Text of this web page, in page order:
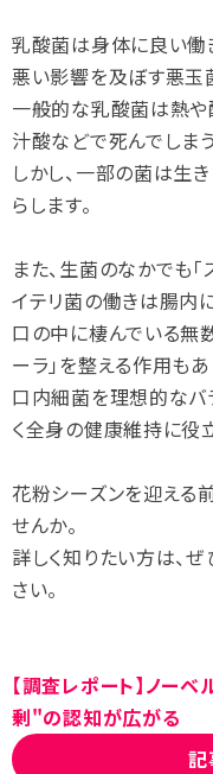
乳酸菌は身体に良い働
悪い影響を及ぼす悪玉
一般的な乳酸菌は熱や
汁酸などで死んでしま
しかし、一部の菌は生
らします。
また、生菌のなかでも
イテリ菌の働きは腸内
口の中に棲んでいる無
ーラ」を整える作用もあ
口内細菌を理想的なバ
く全身の健康維持に役
花粉シーズンを迎える
せんか。
詳しく知りたい方は、
さい。
【調査レポート】ノー
剰"の認知が広がる